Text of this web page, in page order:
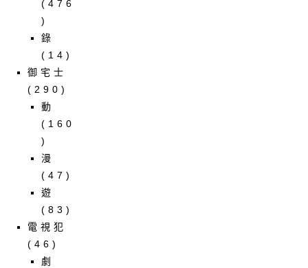
(476
)
錄
(14)
御宅士
(290)
動
(160
)
漫
(47)
遊
(83)
電視犯
(46)
劇